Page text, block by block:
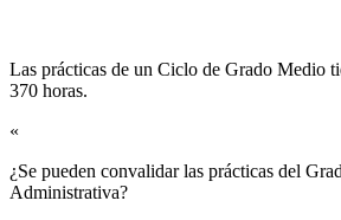
Las prácticas de un Ciclo de Grado Medio
370 horas.
«
¿Se pueden convalidar las prácticas del
Administrativa?​